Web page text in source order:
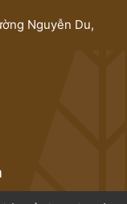
Nguyễn Du,